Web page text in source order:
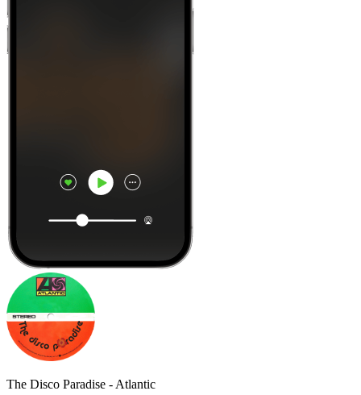
The Disco Paradise - Atlantic